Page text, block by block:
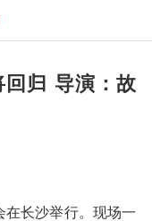
回归 导演：故
长沙举行。现场一